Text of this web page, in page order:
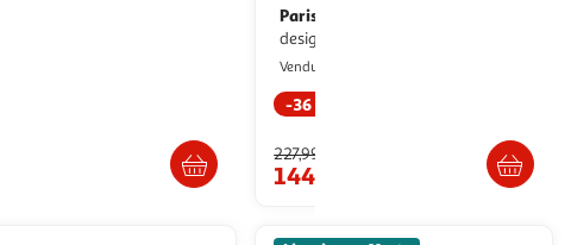
PAVANE
rotin et cannage-néora
Paris Prix
Vendu par
-36 %
227,99€
144,99€